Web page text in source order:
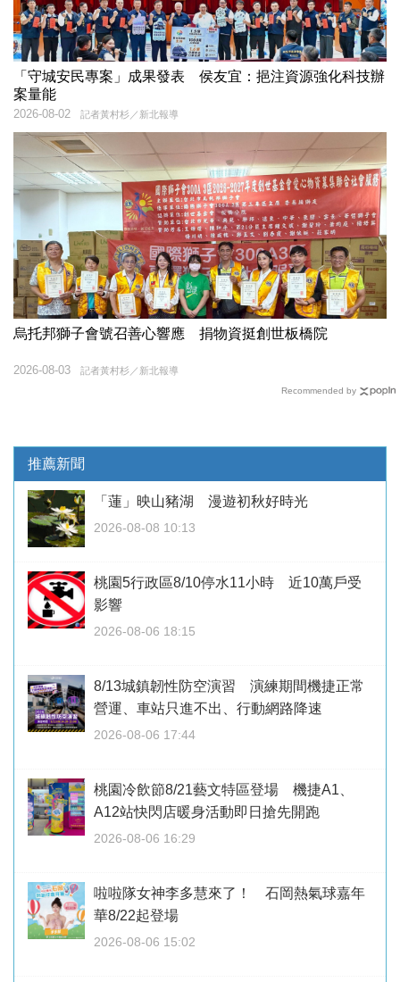
「守城安民專案」成果發表 侯友宜：挹注資源強化科技辦
案量能
記者黃村杉／新北報導
2026-08-02
烏托邦獅子會號召善心響應 捐物資挺創世板橋院
記者黃村杉／新北報導
2026-08-03
Recommended by
推薦新聞
「蓮」映山豬湖 漫遊初秋好時光
2026-08-08 10:13
桃園5行政區8/10停水11小時 近10萬戶受
影響
2026-08-06 18:15
8/13城鎮韌性防空演習 演練期間機捷正常
營運、車站只進不出、行動網路降速
2026-08-06 17:44
桃園冷飲節8/21藝文特區登場 機捷A1、
A12站快閃店暖身活動即日搶先開跑
2026-08-06 16:29
啦啦隊女神李多慧來了！ 石岡熱氣球嘉年
華8/22起登場
2026-08-06 15:02